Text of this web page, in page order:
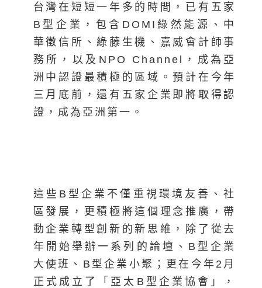
台灣在短短一年多的時間，已有五家
B型企業，包含DOMI綠然能源、中
華徵信所、綠藤生機、嘉威會計師事
務所，以及NPO Channel，成為亞
洲中認證最積極的區域。預計在今年
三月底前，還有五家企業即將取得認
證，成為亞洲第一。
這些B型企業不僅重視環境友善、社
區發展，更積極將這個理念推廣，帶
動企業轉型創新的新思維，除了從去
年開始舉辦一系列的論壇、B型企業
大使班、B型企業小聚；更在今年2月
正式成立了「亞太B型企業協會」，